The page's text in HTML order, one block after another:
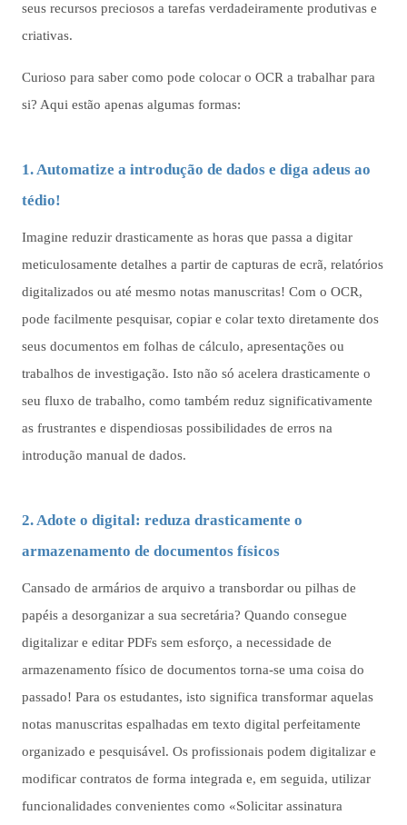
seus recursos preciosos a tarefas verdadeiramente produtivas e
criativas.
Curioso para saber como pode colocar o OCR a trabalhar para
si? Aqui estão apenas algumas formas:
1. Automatize a introdução de dados e diga adeus ao
tédio!
Imagine reduzir drasticamente as horas que passa a digitar
meticulosamente detalhes a partir de capturas de ecrã, relatórios
digitalizados ou até mesmo notas manuscritas! Com o OCR,
pode facilmente pesquisar, copiar e colar texto diretamente dos
seus documentos em folhas de cálculo, apresentações ou
trabalhos de investigação. Isto não só acelera drasticamente o
seu fluxo de trabalho, como também reduz significativamente
as frustrantes e dispendiosas possibilidades de erros na
introdução manual de dados.
2. Adote o digital: reduza drasticamente o
armazenamento de documentos físicos
Cansado de armários de arquivo a transbordar ou pilhas de
papéis a desorganizar a sua secretária? Quando consegue
digitalizar e editar PDFs sem esforço, a necessidade de
armazenamento físico de documentos torna-se uma coisa do
passado! Para os estudantes, isto significa transformar aquelas
notas manuscritas espalhadas em texto digital perfeitamente
organizado e pesquisável. Os profissionais podem digitalizar e
modificar contratos de forma integrada e, em seguida, utilizar
funcionalidades convenientes como «Solicitar assinatura